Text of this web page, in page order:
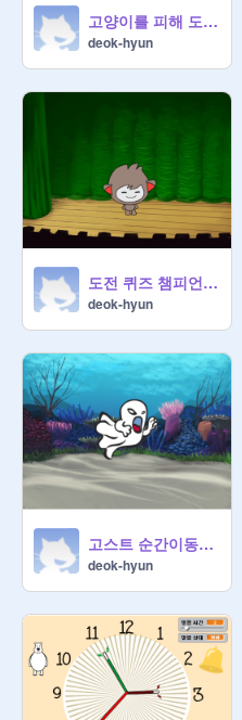
고양이를 피해 도망쳐라(업그레이드)
deok-hyun
도전 퀴즈 챔피언(업그레이드)
deok-hyun
고스트 순간이동(업그레이드)
deok-hyun